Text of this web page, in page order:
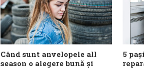
Când sunt anvelopele all
season o alegere bună și
5